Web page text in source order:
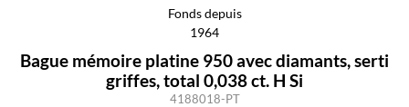
Bague mémoire platine 950 avec diamants, serti
griffes, total 0,038 ct. H Si
4188018-PT